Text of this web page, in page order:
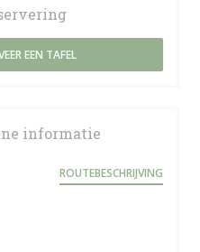
EEN TAFEL
informatie
in een nieuw venster))
ROUTEBESCHRIJVING